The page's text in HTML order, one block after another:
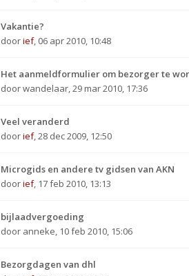
Vakantie?
doorief, 06 apr 2010, 10:48
Het aanmeldformulier om bezorger te
doorwandelaar,29 mar 2010, 17:36
Veel veranderd
doorief,28 dec 2009, 12:50
Microgids en andere tv gidsen van AKN
doorief, 17 feb 2010, 13:13
bijlaadvergoeding
door anneke, 10 feb 2010, 15:06
Bezorgdagen van dhl